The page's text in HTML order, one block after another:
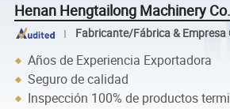
Henan Hengtailong Machinery
Fabricante/Fábrica & Empresa
Años de Experiencia Exportadora
Seguro de calidad
Inspección 100% de productos